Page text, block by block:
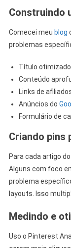
Construindo
Comecei meu blog
problemas
Título otimizado
Conteúdo
Links de
Anúncios do
Formulário de
Criando pins
Para cada artigo do
Alguns com foco
problema
layouts. Isso
Medindo e
Uso o Pinterest